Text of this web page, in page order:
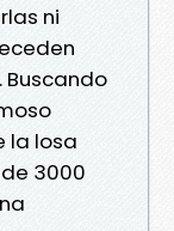
ni
la losa
3000